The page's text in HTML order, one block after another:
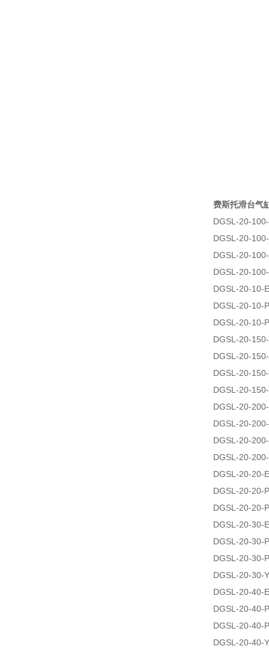
费斯托滑台气
DGSL-20-
DGSL-20-
DGSL-20-
DGSL-20-
DGSL-20-10-
DGSL-20-10-
DGSL-20-10-
DGSL-20-
DGSL-20-
DGSL-20-
DGSL-20-
DGSL-20-
DGSL-20-
DGSL-20-
DGSL-20-
DGSL-20-20-
DGSL-20-20-
DGSL-20-20-
DGSL-20-30-
DGSL-20-30-
DGSL-20-30-
DGSL-20-30-
DGSL-20-40-
DGSL-20-40-
DGSL-20-40-
DGSL-20-40-